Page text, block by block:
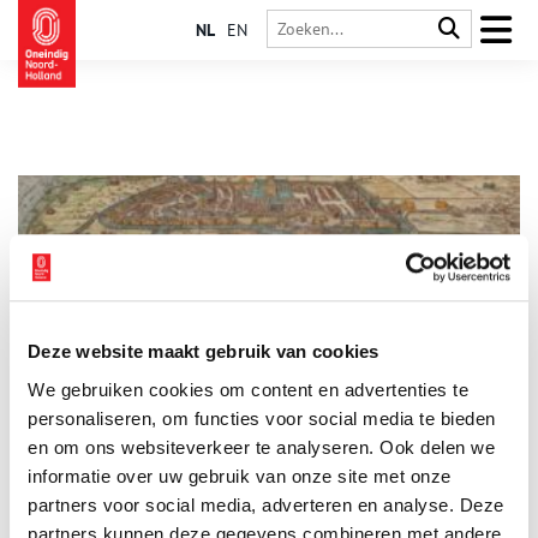
Deze website maakt gebruik van cookies
We gebruiken cookies om content en advertenties te
personaliseren, om functies voor social media te bieden
en om ons websiteverkeer te analyseren. Ook delen we
informatie over uw gebruik van onze site met onze
partners voor social media, adverteren en analyse. Deze
partners kunnen deze gegevens combineren met andere
NL EN
Toen Alva de tiende penning probeerde in te voeren stuitte hij
op groot verzet. Met de steun van de uitgeweken calvinisten
naar Duitsland verwierf Prins Willem van Oranje een leger om
Alva te verjagen. In de slag bij Heiligerlee in 1568 behaalde
zijn broer Lodewijk een overwinning op de Spanjaarden, maar
kort daarna werd hij verslagen door het Spaanse leger onder
Alva. Daarop werd het plan beraamd enige steden te